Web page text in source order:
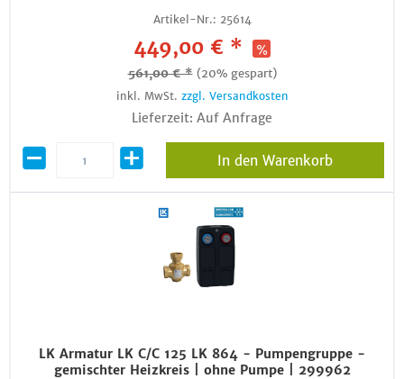
Artikel-Nr.: 25614
449,00 € *
561,00 € * (20% gespart)
inkl. MwSt. zzgl. Versandkosten
Lieferzeit: Auf Anfrage
In den Warenkorb
LK Armatur LK C/C 125 LK 864 - Pumpengruppe -
gemischter Heizkreis | ohne Pumpe | 299962